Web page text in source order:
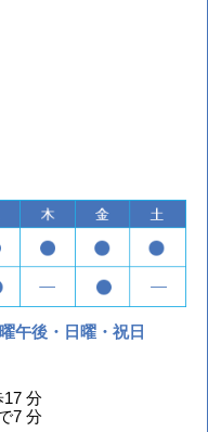
ジを公開いたしまし
定健康診査等について
に係る緊急事態宣言の
査等についての受付は
午後・日曜・祝日
17 分
7 分